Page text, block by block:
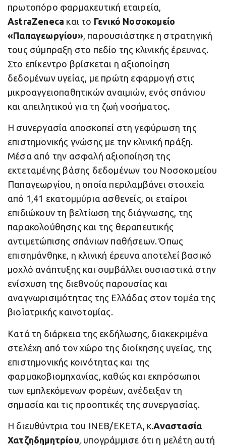
πρωτοπόρο φαρμακευτική εταιρεία,
AstraZeneca και το Γενικό Νοσοκομείο
«Παπαγεωργίου», παρουσιάστηκε η στρατηγική
τους σύμπραξη στο πεδίο της κλινικής έρευνας.
Στο επίκεντρο βρίσκεται η αξιοποίηση
δεδομένων υγείας, με πρώτη εφαρμογή στις
μικροαγγειοπαθητικών αναιμιών, ενός σπάνιου
και απειλητικού για τη ζωή νοσήματος.
Η συνεργασία αποσκοπεί στη γεφύρωση της
επιστημονικής γνώσης με την κλινική πράξη.
Μέσα από την ασφαλή αξιοποίηση της
εκτεταμένης βάσης δεδομένων του Νοσοκομείου
Παπαγεωργίου, η οποία περιλαμβάνει στοιχεία
από 1,41 εκατομμύρια ασθενείς, οι εταίροι
επιδιώκουν τη βελτίωση της διάγνωσης, της
παρακολούθησης και της θεραπευτικής
αντιμετώπισης σπάνιων παθήσεων. Όπως
επισημάνθηκε, η κλινική έρευνα αποτελεί βασικό
μοχλό ανάπτυξης και συμβάλλει ουσιαστικά στην
ενίσχυση της διεθνούς παρουσίας και
αναγνωρισιμότητας της Ελλάδας στον τομέα της
βιοϊατρικής καινοτομίας.
Κατά τη διάρκεια της εκδήλωσης, διακεκριμένα
στελέχη από τον χώρο της διοίκησης υγείας, της
επιστημονικής κοινότητας και της
φαρμακοβιομηχανίας, καθώς και εκπρόσωποι
των εμπλεκόμενων φορέων, ανέδειξαν τη
σημασία και τις προοπτικές της συνεργασίας.
Η διευθύντρια του ΙΝΕΒ/ΕΚΕΤΑ, κ.Αναστασία
Χατζηδημητρίου, υπογράμμισε ότι η μελέτη αυτή